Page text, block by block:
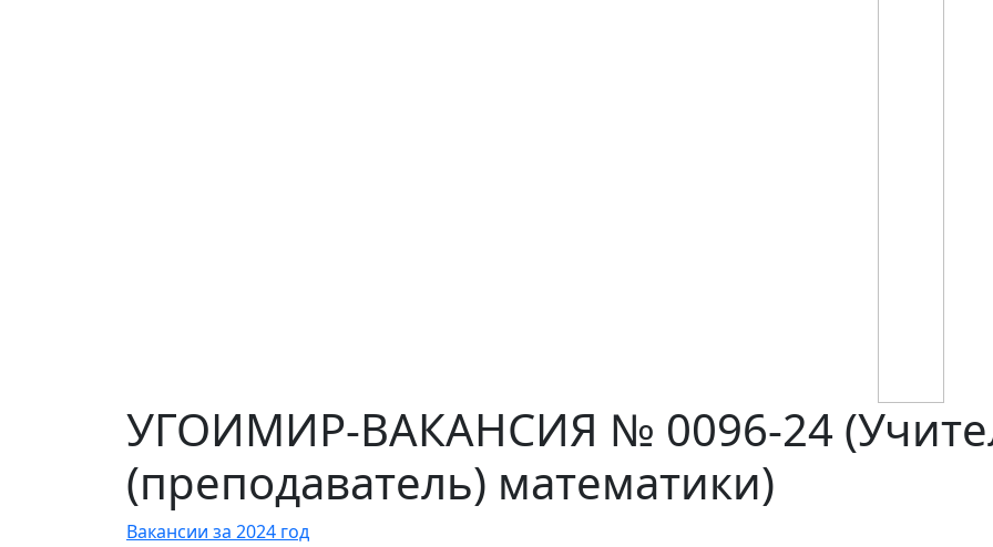
УГОИМИР-ВАКАНСИЯ № 0096-24
(преподаватель) математики)
Вакансии за 2024 год